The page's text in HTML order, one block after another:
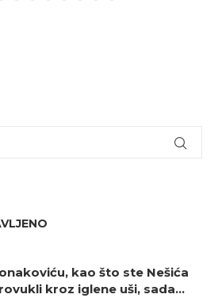
kao što ste Nešića
kroz iglene uši, sada...